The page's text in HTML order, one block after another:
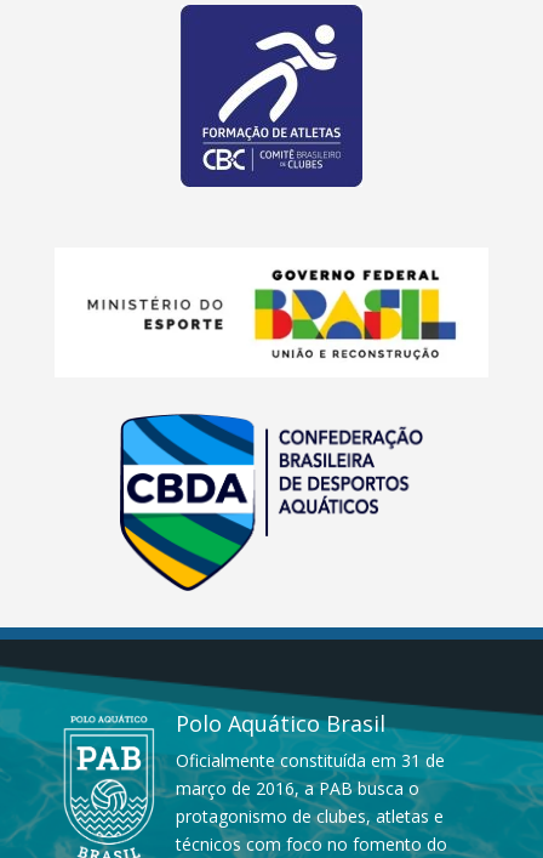
Polo Aquático Brasil
Oficialmente constituída em 31 de
março de 2016, a PAB busca o
protagonismo de clubes, atletas e
técnicos com foco no fomento do